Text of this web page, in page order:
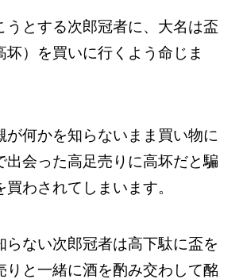
うとする次郎冠者に、大名は盃
坏）を買いに行くよう命じま
が何かを知らないまま買い物に
出会った高足売りに高坏だと騙
わされてしまいます。
らない次郎冠者は高下駄に盃を
りと一緒に酒を酌み交わして酩